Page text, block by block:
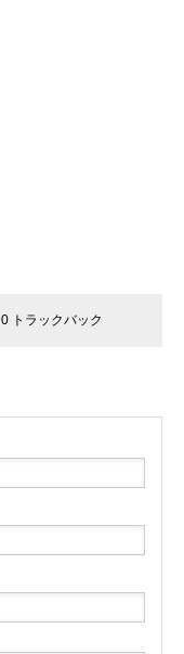
0 トラックバック